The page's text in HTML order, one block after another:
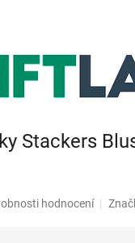
Stackers
hodnocení